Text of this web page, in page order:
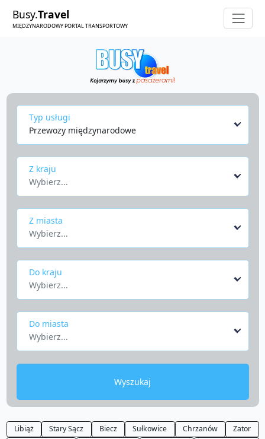
Busy.Travel
MIĘDZYNARODOWY PORTAL TRANSPORTOWY
Typ usługi
Przewozy międzynarodowe
Z kraju
Wybierz...
Z miasta
Wybierz...
Do kraju
Wybierz...
Do miasta
Wybierz...
Wyszukaj
Libiąż Stary Sącz Biecz Sułkowice Chrzanów
Zator